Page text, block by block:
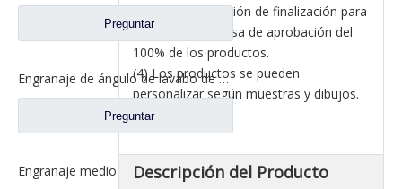
Preguntar
Engranaje de ángulo de lavabo de puente medio para Shamcan AulongTruck repuestos DZ9112320689
Preguntar
Engranaje medio del ángulo del lavabo del puente para los recambios WG7121320252 del camión de Sinotruk Steyr
patrulla e inspección de finalización para
garantizar una tasa de aprobación del
100% de los productos.
(4) Los productos se pueden
personalizar según muestras y dibujos.
Descripción del Producto